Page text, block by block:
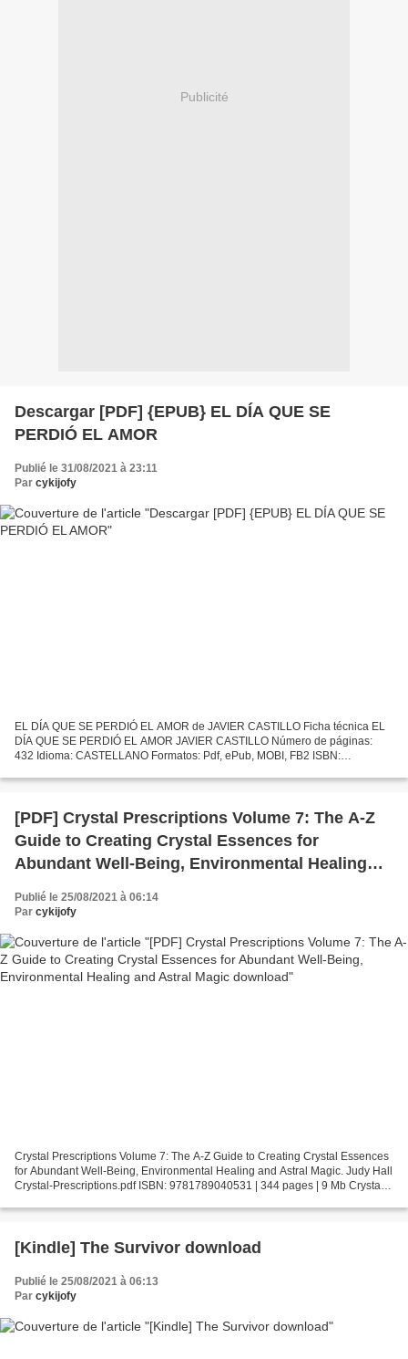
Publicité
Descargar [PDF] {EPUB} EL DÍA QUE SE
PERDIÓ EL AMOR
Publié le 31/08/2021 à 23:11
Par cykijofy
EL DÍA QUE SE PERDIÓ EL AMOR de JAVIER CASTILLO Ficha técnica EL
DÍA QUE SE PERDIÓ EL AMOR JAVIER CASTILLO Número de páginas:
432 Idioma: CASTELLANO Formatos: Pdf, ePub, MOBI, FB2 ISBN:
[PDF] Crystal Prescriptions Volume 7: The A-Z
Guide to Creating Crystal Essences for
Abundant Well-Being, Environmental Healing
and Astral Magic download
Publié le 25/08/2021 à 06:14
Par cykijofy
Crystal Prescriptions Volume 7: The A-Z Guide to Creating Crystal Essences
for Abundant Well-Being, Environmental Healing and Astral Magic. Judy Hall
Crystal-Prescriptions.pdf ISBN: 9781789040531 | 344 pages | 9 Mb Crystal
[Kindle] The Survivor download
Publié le 25/08/2021 à 06:13
Par cykijofy